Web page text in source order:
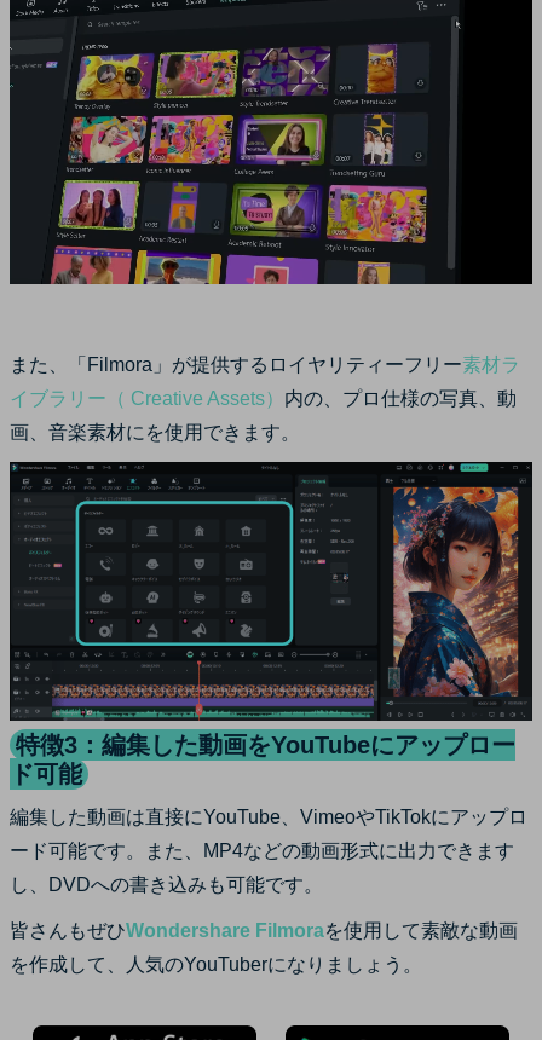
また、「Filmora」が提供するロイヤリティーフリー素材ラ
イブラリー（ Creative Assets） 内の、プロ仕様の写真、動
画、音楽素材にを使用できます。
特徴3：編集した動画をYouTubeにアップロー
ド可能
編集した動画は直接にYouTube、VimeoやTikTokにアップロ
ード可能です。また、MP4などの動画形式に出力できます
し、DVDへの書き込みも可能です。
皆さんもぜひWondershare Filmoraを使用して素敵な動画
を作成して、人気のYouTuberになりましょう。